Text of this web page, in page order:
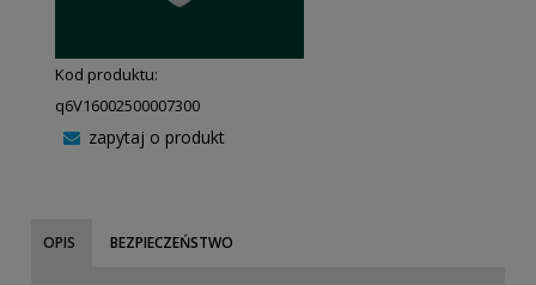
Kod produktu:
q6V16002500007300
zapytaj o produkt
OPIS BEZPIECZEŃSTWO